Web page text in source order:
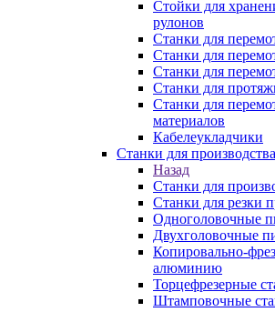
Стойки для
рулонов
Станки для
Станки для
Станки для
Станки для
Станки для
материалов
Кабелеукладчики
Станки для
Назад
Станки для
Станки для резки
Одноголовочные
Двухголовочные
Копировально-
алюминию
Торцефрезерные
Штамповочные